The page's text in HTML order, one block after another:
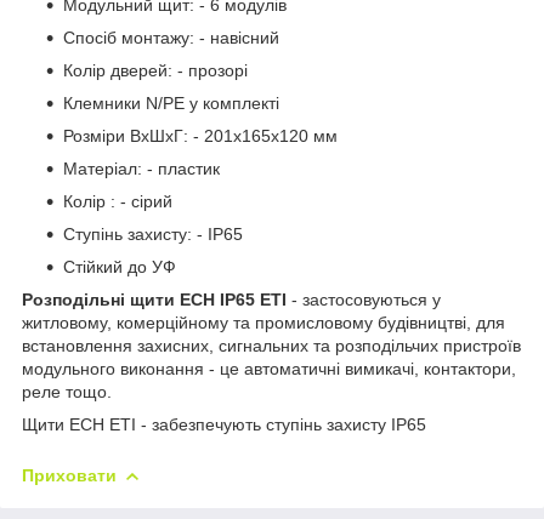
Модульний щит: - 6 модулів
Спосіб монтажу: - навісний
Колір дверей: - прозорі
Клемники N/PE у комплекті
Розміри ВхШхГ: - 201х165х120 мм
Матеріал: - пластик
Колір : - сірий
Ступінь захисту: - IP65
Стійкий до УФ
Розподільні щити ECH IP65 ETI - застосовуються у
житловому, комерційному та промисловому будівництві, для
встановлення захисних, сигнальних та розподільчих пристроїв
модульного виконання - це автоматичні вимикачі, контактори,
реле тощо.
Щити ECH ETI - забезпечують ступінь захисту IP65
Приховати